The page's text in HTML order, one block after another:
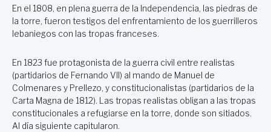
En el 1808, en plena guerra de la Independencia, las piedras de
la torre, fueron testigos del enfrentamiento de los guerrilleros
lebaniegos con las tropas franceses.
En 1823 fue protagonista de la guerra civil entre realistas
(partidarios de Fernando VII) al mando de Manuel de
Colmenares y Prellezo, y constitucionalistas (partidarios de la
Carta Magna de 1812). Las tropas realistas obligan a las tropas
constitucionales a refugiarse en la torre, donde son sitiados.
Al día siguiente capitularon.